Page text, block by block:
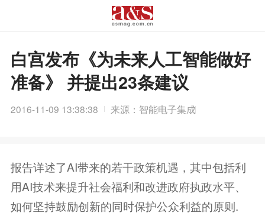
白宫发布《为未来人工智能做好
准备》 并提出23条建议
2016-11-09 13:38:38 来源：智能电子集成
报告详述了AI带来的若干政策机遇，其中包括利
用AI技术来提升社会福利和改进政府执政水平、
如何坚持鼓励创新的同时保护公众利益的原则.